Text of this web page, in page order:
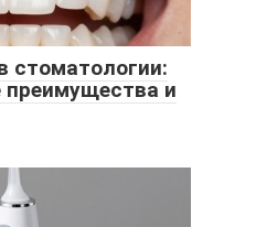
стоматологии:
преимущества и